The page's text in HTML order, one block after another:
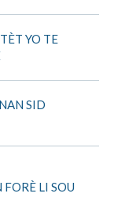
YO TE
SID
LI SOU